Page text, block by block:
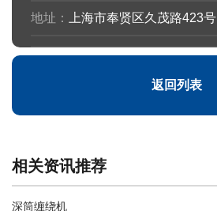
地址： 上海市奉贤区久茂路423号
返回列表
相关资讯推荐
深筒缠绕机